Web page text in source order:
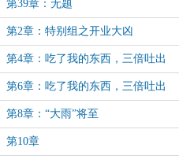
第39章：无题
第2章：特别组之开业大凶
第4章：吃了我的东西，三倍吐出
来！（上）
第6章：吃了我的东西，三倍吐出
来！（下）
第8章：“大雨”将至
第10章